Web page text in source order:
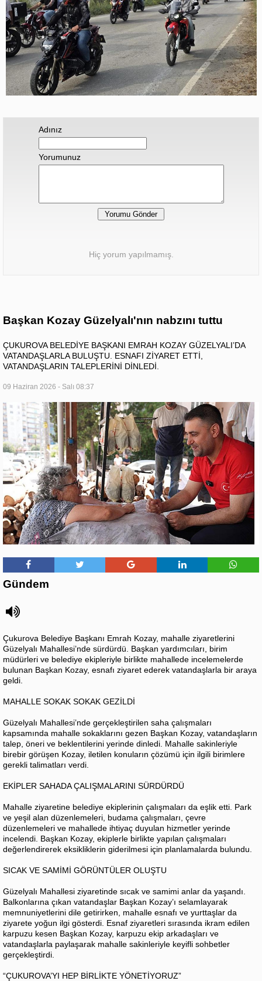
Adınız
Yorumunuz
Hiç yorum yapılmamış.
Başkan Kozay Güzelyalı'nın nabzını tuttu
ÇUKUROVA BELEDİYE BAŞKANI EMRAH KOZAY GÜZELYALI’DA
VATANDAŞLARLA BULUŞTU. ESNAFI ZİYARET ETTİ,
VATANDAŞLARIN TALEPLERİNİ DİNLEDİ.
09 Haziran 2026 - Salı 08:37
Gündem
Çukurova Belediye Başkanı Emrah Kozay, mahalle ziyaretlerini
Güzelyalı Mahallesi’nde sürdürdü. Başkan yardımcıları, birim
müdürleri ve belediye ekipleriyle birlikte mahallede incelemelerde
bulunan Başkan Kozay, esnafı ziyaret ederek vatandaşlarla bir araya
geldi.
MAHALLE SOKAK SOKAK GEZİLDİ
Güzelyalı Mahallesi’nde gerçekleştirilen saha çalışmaları
kapsamında mahalle sokaklarını gezen Başkan Kozay, vatandaşların
talep, öneri ve beklentilerini yerinde dinledi. Mahalle sakinleriyle
birebir görüşen Kozay, iletilen konuların çözümü için ilgili birimlere
gerekli talimatları verdi.
EKİPLER SAHADA ÇALIŞMALARINI SÜRDÜRDÜ
Mahalle ziyaretine belediye ekiplerinin çalışmaları da eşlik etti. Park
ve yeşil alan düzenlemeleri, budama çalışmaları, çevre
düzenlemeleri ve mahallede ihtiyaç duyulan hizmetler yerinde
incelendi. Başkan Kozay, ekiplerle birlikte yapılan çalışmaları
değerlendirerek eksikliklerin giderilmesi için planlamalarda bulundu.
SICAK VE SAMİMİ GÖRÜNTÜLER OLUŞTU
Güzelyalı Mahallesi ziyaretinde sıcak ve samimi anlar da yaşandı.
Balkonlarına çıkan vatandaşlar Başkan Kozay’ı selamlayarak
memnuniyetlerini dile getirirken, mahalle esnafı ve yurttaşlar da
ziyarete yoğun ilgi gösterdi. Esnaf ziyaretleri sırasında ikram edilen
karpuzu kesen Başkan Kozay, karpuzu ekip arkadaşları ve
vatandaşlarla paylaşarak mahalle sakinleriyle keyifli sohbetler
gerçekleştirdi.
“ÇUKUROVA’YI HEP BİRLİKTE YÖNETİYORUZ”